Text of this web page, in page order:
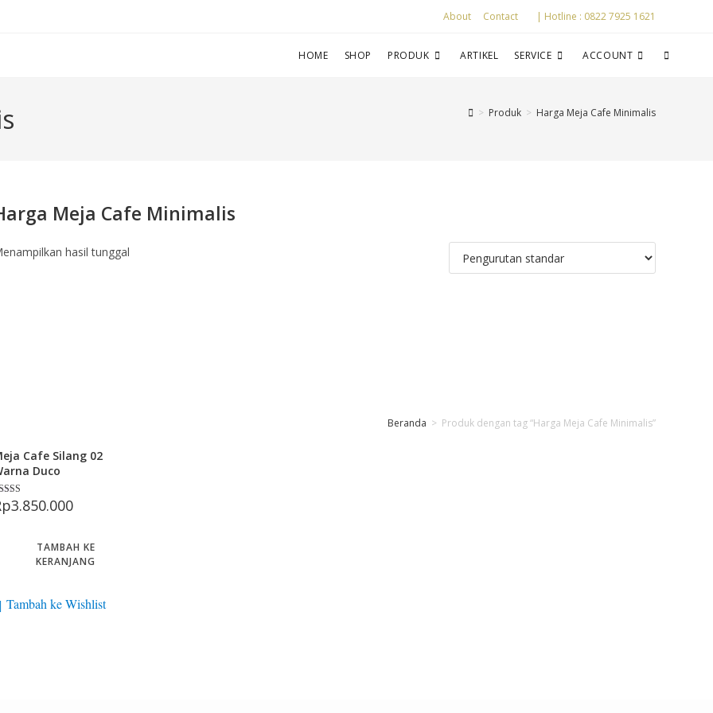
About Contact | Hotline : 0822 7925 1621
HOME SHOP PRODUK ARTIKEL SERVICE ACCOUNT
> Produk > Harga Meja Cafe Minimalis
Beranda > Produk dengan tag “Harga Meja Cafe Minimalis”
Meja Cafe Minimalis
hasil tunggal
Cafe Silang 02
Duco
3.850.000
TAMBAH KE
KERANJANG
Tambah ke Wishlist